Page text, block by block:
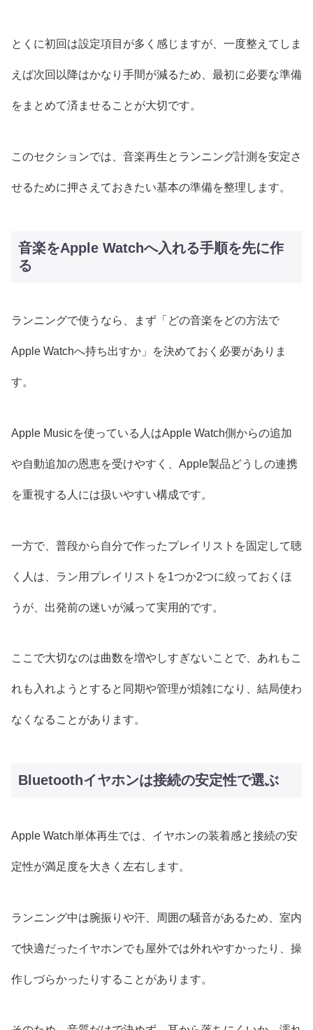
とくに初回は設定項目が多く感じますが、一度整えてしま
えば次回以降はかなり手間が減るため、最初に必要な準備
をまとめて済ませることが大切です。
このセクションでは、音楽再生とランニング計測を安定さ
せるために押さえておきたい基本の準備を整理します。
音楽をApple Watchへ入れる手順を先に作
る
ランニングで使うなら、まず「どの音楽をどの方法で
Apple Watchへ持ち出すか」を決めておく必要がありま
す。
Apple Musicを使っている人はApple Watch側からの追加
や自動追加の恩恵を受けやすく、Apple製品どうしの連携
を重視する人には扱いやすい構成です。
一方で、普段から自分で作ったプレイリストを固定して聴
く人は、ラン用プレイリストを1つか2つに絞っておくほ
うが、出発前の迷いが減って実用的です。
ここで大切なのは曲数を増やしすぎないことで、あれもこ
れも入れようとすると同期や管理が煩雑になり、結局使わ
なくなることがあります。
Bluetoothイヤホンは接続の安定性で選ぶ
Apple Watch単体再生では、イヤホンの装着感と接続の安
定性が満足度を大きく左右します。
ランニング中は腕振りや汗、周囲の騒音があるため、室内
で快適だったイヤホンでも屋外では外れやすかったり、操
作しづらかったりすることがあります。